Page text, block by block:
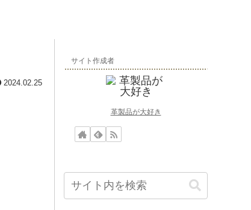
2024.02.25
サイト作成者
革製品が大好き